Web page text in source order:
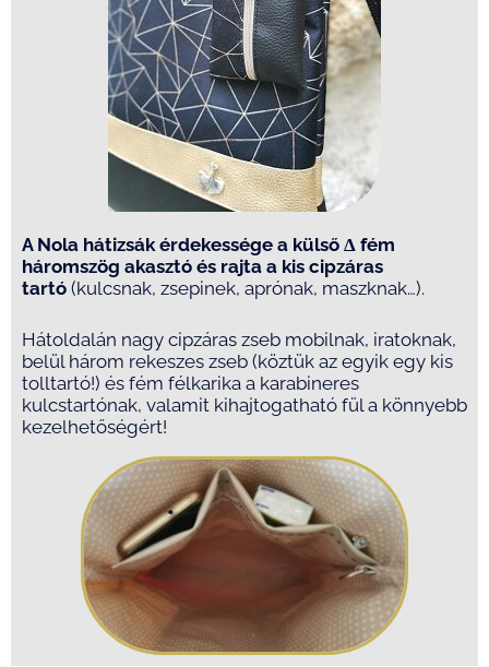
A Nola hátizsák érdekessége a külső Δ fém
háromszög akasztó és rajta a kis cipzáras
tartó (kulcsnak, zsepinek, aprónak, maszknak…).
Hátoldalán nagy cipzáras zseb mobilnak, iratoknak,
belül három rekeszes zseb (köztük az egyik egy kis
tolltartó!) és fém félkarika a karabineres
kulcstartónak, valamit kihajtogatható fül a könnyebb
kezelhetőségért!